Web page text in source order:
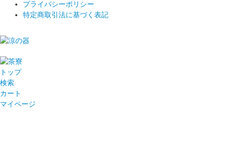
プライバシーポリシー
特定商取引法に基づく表記
トップ
検索
カート
マイページ